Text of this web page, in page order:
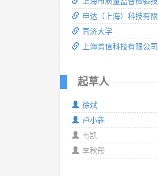
申达（上海）科技有
同济大学
上海普信科技有限公司
起草人
徐斌
卢小犇
韦凯
李秋彤